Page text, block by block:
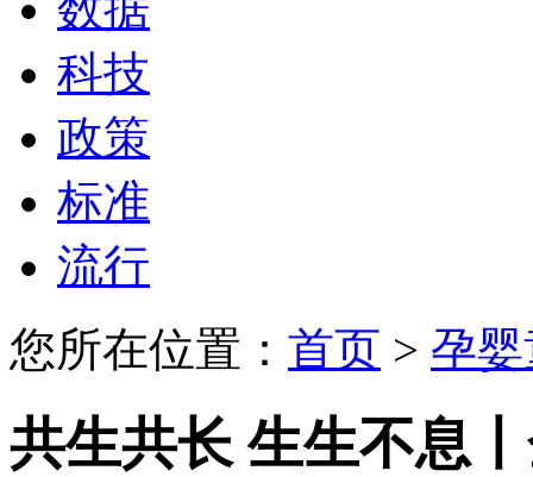
科技
政策
标准
流行
您所在位置： 首页 > 孕
共生共长 生生不息